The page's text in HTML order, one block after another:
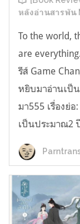
หลังอ่านสารพัน
To the world,
are
รีส์ Game
หยิบมาอ่านเป็
มา555 เรื่องย่อ
เป็นประมาณ2